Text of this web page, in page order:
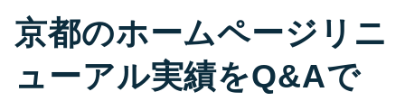
京都のホームページリニ
ューアル実績をQ&Aで